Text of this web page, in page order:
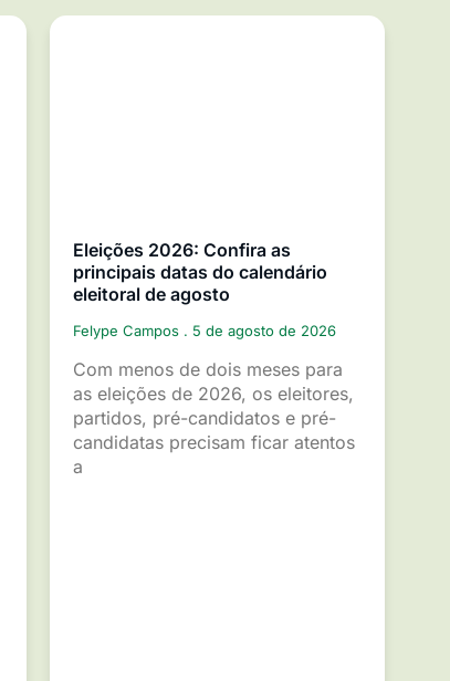
Eleições 2026: Confira as
principais datas do calendário
eleitoral de agosto
Felype Campos 5 de agosto de 2026
Com menos de dois meses para
as eleições de 2026, os eleitores,
partidos, pré-candidatos e pré-
candidatas precisam ficar atentos
a